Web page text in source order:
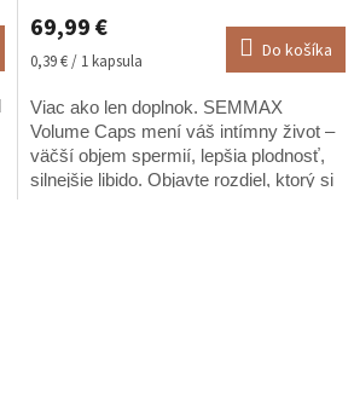
produktu
je
5,0
z
5
hviezdičiek.
69,99 €
Jednotková
0,39 € / 1 kapsula Do košíka
Viac ako len doplnok. SEMMAX
Volume Caps mení váš intímny život –
väčší objem spermií, lepšia plodnosť,
silnejšie libido. Objavte rozdiel, ktorý si